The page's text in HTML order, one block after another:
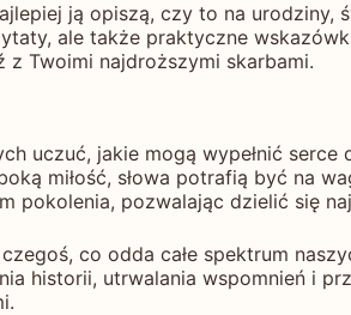
ją opiszą, czy to na
ale także praktyczne
z Twoimi najdroższymi skarbami.
uczuć, jakie mogą wypełnić
miłość, słowa potrafią być na
pokolenia, pozwalając dzielić się
co odda całe spektrum
historii, utrwalania wspomnień i